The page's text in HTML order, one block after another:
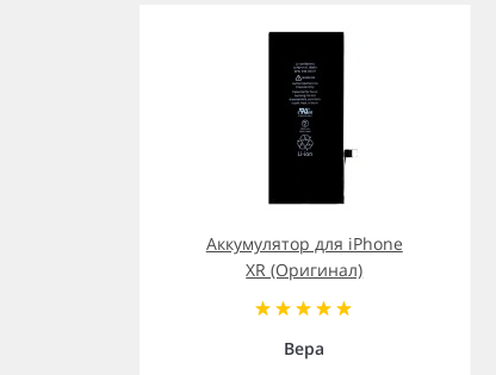
Аккумулятор для iPhone
XR (Оригинал)
Вера